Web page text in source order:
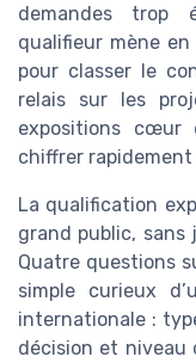
demandes trop
qualifieur mène
pour classer le
relais sur les
expositions cœur
chiffrer rapidement
La qualification
grand public, sans
Quatre questions
simple curieux
internationale :
décision et niveau